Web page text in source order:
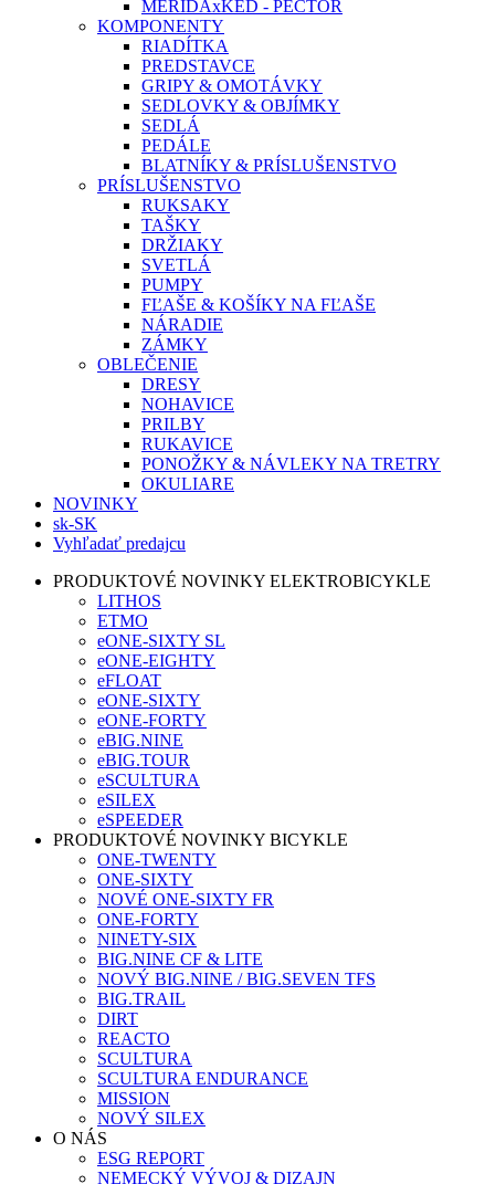
MERIDAxKED - PECTOR
KOMPONENTY
RIADÍTKA
PREDSTAVCE
GRIPY & OMOTÁVKY
SEDLOVKY & OBJÍMKY
SEDLÁ
PEDÁLE
BLATNÍKY & PRÍSLUŠENSTVO
PRÍSLUŠENSTVO
RUKSAKY
TAŠKY
DRŽIAKY
SVETLÁ
PUMPY
FĽAŠE & KOŠÍKY NA FĽAŠE
NÁRADIE
ZÁMKY
OBLEČENIE
DRESY
NOHAVICE
PRILBY
RUKAVICE
PONOŽKY & NÁVLEKY NA TRETRY
OKULIARE
NOVINKY
sk-SK
Vyhľadať predajcu
PRODUKTOVÉ NOVINKY ELEKTROBICYKLE
LITHOS
ETMO
eONE-SIXTY SL
eONE-EIGHTY
eFLOAT
eONE-SIXTY
eONE-FORTY
eBIG.NINE
eBIG.TOUR
eSCULTURA
eSILEX
eSPEEDER
PRODUKTOVÉ NOVINKY BICYKLE
ONE-TWENTY
ONE-SIXTY
NOVÉ ONE-SIXTY FR
ONE-FORTY
NINETY-SIX
BIG.NINE CF & LITE
NOVÝ BIG.NINE / BIG.SEVEN TFS
BIG.TRAIL
DIRT
REACTO
SCULTURA
SCULTURA ENDURANCE
MISSION
NOVÝ SILEX
O NÁS
ESG REPORT
NEMECKÝ VÝVOJ & DIZAJN